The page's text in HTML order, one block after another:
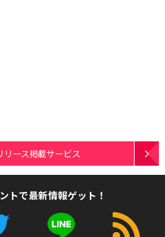
リース掲載サービス
トで最新情報ゲット！